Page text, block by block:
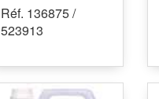
Réf. 136875 /
523913